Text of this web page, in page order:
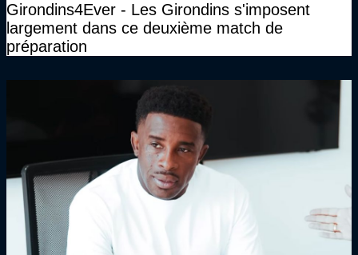
Girondins4Ever - Les Girondins s'imposent
largement dans ce deuxième match de
préparation